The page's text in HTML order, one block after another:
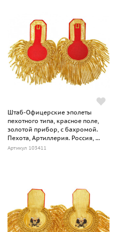
Штаб-Офицерские эполеты
пехотного типа, красное поле,
золотой прибор, с бахромой.
Пехота, Артиллерия. Россия, ...
Артикул 103411